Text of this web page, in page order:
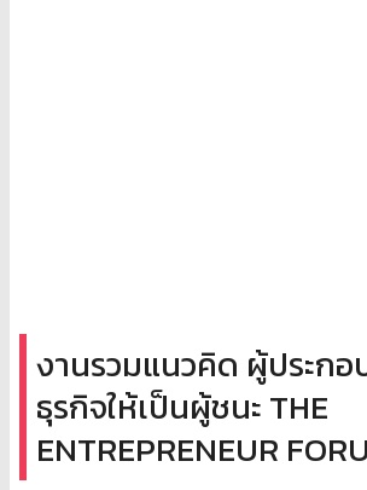
งานรวมแนวคิด ผู้ประกอ
ธุรกิจให้เป็นผู้ชนะ THE
ENTREPRENEUR